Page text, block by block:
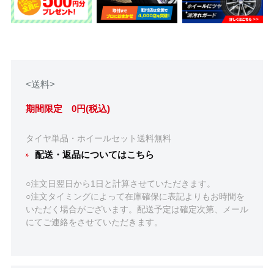
<送料>
期間限定 0円(税込)
タイヤ単品・ホイールセット送料無料
配送・返品についてはこちら
○注文日翌日から1日と計算させていただきます。
○注文タイミングによって在庫確保に表記よりもお時間を
いただく場合がございます。配送予定は確定次第、メール
にてご連絡をさせていただきます。